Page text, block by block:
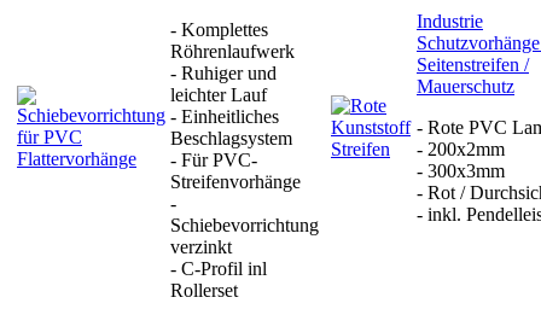
- Komplettes
Röhrenlaufwerk
- Ruhiger und
leichter Lauf
- Einheitliches
Beschlagsystem
- Für PVC-
Streifenvorhänge
-
Schiebevorrichtung
verzinkt
- C-Profil inl
Rollerset
Industrie
Seitenstreifen /
Mauerschutz
- Rote PVC
- 200x2mm
- 300x3mm
- Rot /
- inkl.